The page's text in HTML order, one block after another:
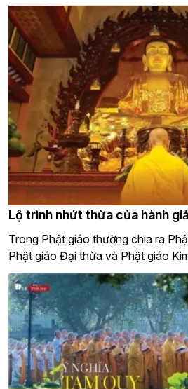
Lộ trình nhứt thừa của hành
Trong Phật giáo thường chia ra
Phật giáo Đại thừa và Phật giáo